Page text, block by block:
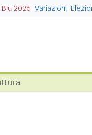
2026 Variazioni